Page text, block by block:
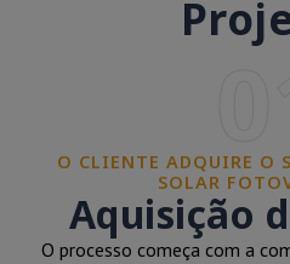
O CLIENTE ADQUIRE O
SOLAR
Aquisição
O processo começa com a